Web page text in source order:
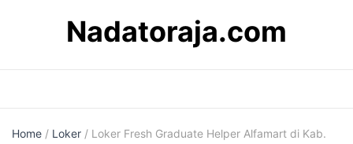
Nadatoraja.com
Home / Loker / Loker Fresh Graduate Helper Alfamart di Kab.